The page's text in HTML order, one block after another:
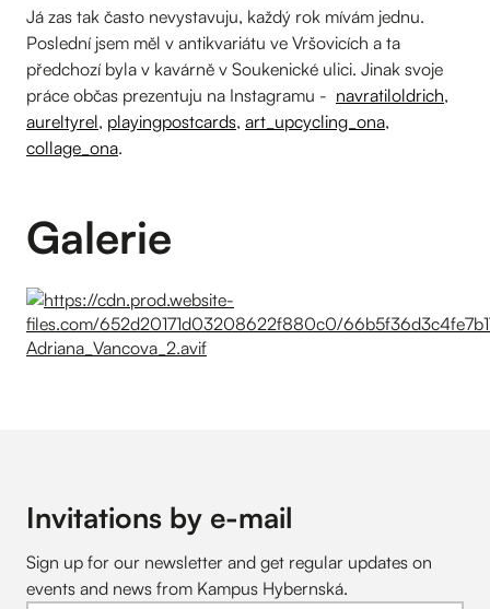
Já zas tak často nevystavuju, každý rok mívám jednu.
Poslední jsem měl v antikvariátu ve Vršovicích a ta
předchozí byla v kavárně v Soukenické ulici. Jinak svoje
práce občas prezentuju na Instagramu - navratiloldrich,
aureltyrel, playingpostcards, art_upcycling_ona,
collage_ona.
Galerie
Invitations by e-mail
Sign up for our newsletter and get regular updates on
events and news from Kampus Hybernská.